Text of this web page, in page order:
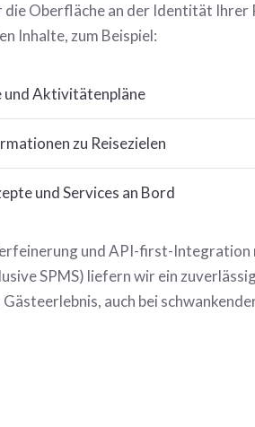
Oberfläche an der Identität Ihrer
Inhalte, zum Beispiel:
und Aktivitätenpläne
zu Reisezielen
und Services an Bord
und API-first-Integration
SPMS) liefern wir ein
auch bei